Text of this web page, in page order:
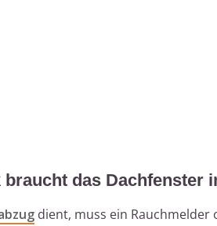
das Dachfenster
dient, muss ein